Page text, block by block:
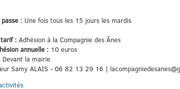
: Une fois tous les 15 jours les mardis
: Adhésion à la Compagnie des Ânes
annuelle : 10 euros
Devant la mairie
Samy ALAIS - 06 82 13 29 16 |